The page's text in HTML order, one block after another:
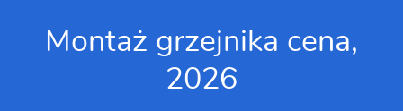
Montaż grzejnika cena,
2026